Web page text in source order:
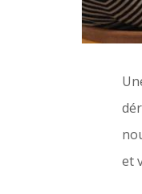
et